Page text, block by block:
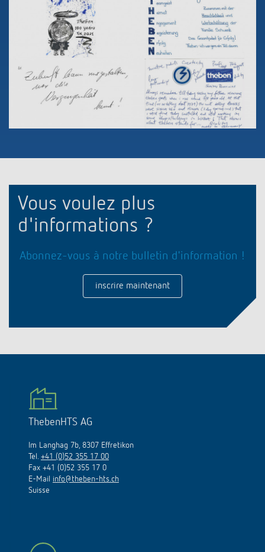
Vous voulez plus
d'informations ?
Abonnez-vous à notre bulletin d'information !
inscrire maintenant
ThebenHTS AG
Im Langhag 7b, 8307 Effretikon
Tel. +41 (0)52 355 17 00
Fax +41 (0)52 355 17 0
E-Mail info@theben-hts.ch
Suisse